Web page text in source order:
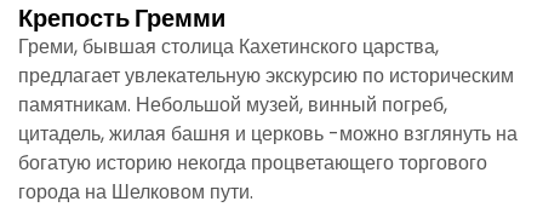
Крепость Гремми
Греми, бывшая столица Кахетинского царства,
предлагает увлекательную экскурсию по историческим
памятникам. Небольшой музей, винный погреб,
цитадель, жилая башня и церковь -можно взглянуть на
богатую историю некогда процветающего торгового
города на Шелковом пути.